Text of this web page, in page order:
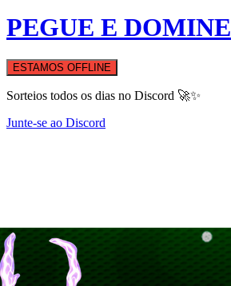
PEGUE E DOMINE
ESTAMOS OFFLINE
Sorteios todos os dias no Discord 🚀✨
Junte-se ao Discord